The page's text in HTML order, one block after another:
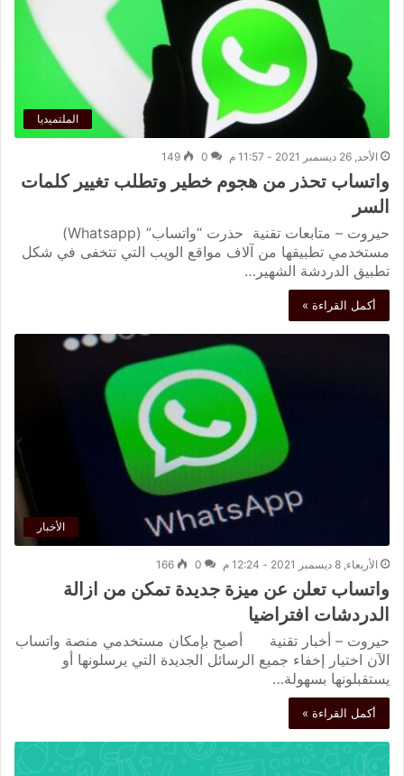
الملتميديا
الأحد, 26 ديسمبر 2021 - 11:57 م 0
149
واتساب تحذر من هجوم خطير وتطلب تغيير كلمات
السر
حيروت – متابعات تقنية حذرت “واتساب” (Whatsapp)
مستخدمي تطبيقها من آلاف مواقع الويب التي تتخفى في شكل
تطبيق الدردشة الشهير…
أكمل القراءة »
الأخبار
الأربعاء, 8 ديسمبر 2021 - 12:24 م 0
166
واتساب تعلن عن ميزة جديدة تمكن من ازالة
الدردشات افتراضيا
حيروت – أخبار تقنية أصبح بإمكان مستخدمي منصة واتساب
الآن اختيار إخفاء جميع الرسائل الجديدة التي يرسلونها أو
يستقبلونها بسهولة…
أكمل القراءة »